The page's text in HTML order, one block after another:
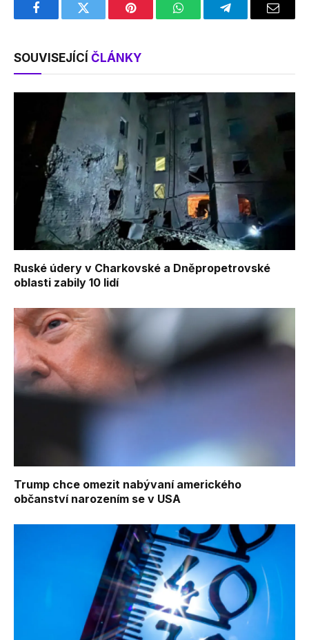
FacebookTwitter Pinterest WhatsAppTelegramEmail
SOUVISEJÍCÍ ČLÁNKY
Ruské údery v Charkovské a Dněpropetrovské
oblasti zabily 10 lidí
Trump chce omezit nabývaní amerického
občanství narozením se v USA